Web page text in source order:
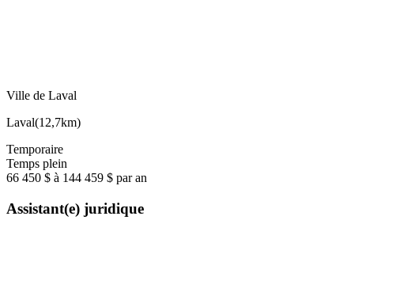
Ville de Laval
Laval(12,7km)
Temporaire
Temps plein
66 450 $ à 144 459 $ par an
Assistant(e) juridique